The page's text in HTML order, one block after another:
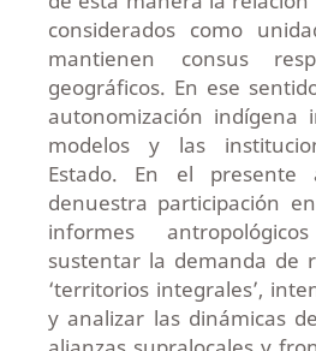
considerados como
mantienen consus
geográficos. En ese
autonomización indígena
modelos y las
Estado. En el
denuestra participación
informes
sustentar la demanda de
‘territorios integrales’,
y analizar las dinámicas